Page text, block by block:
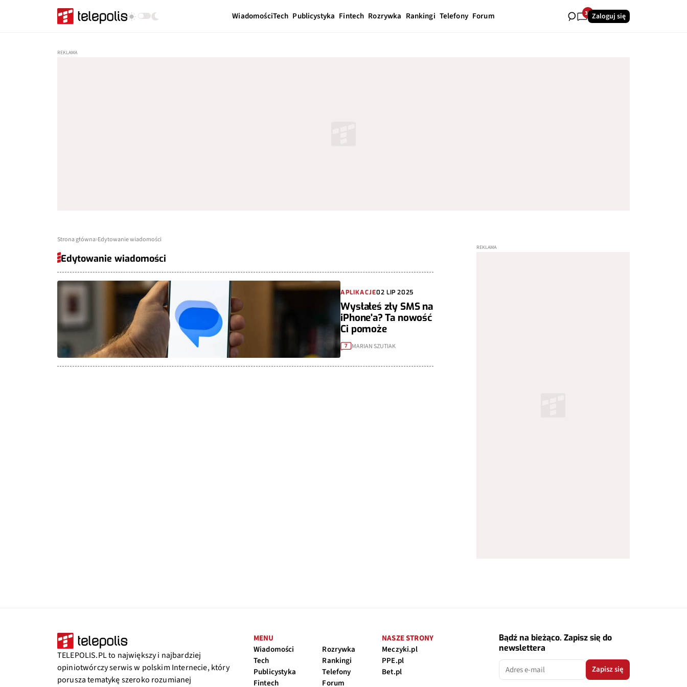
WiadomościTech Publicystyka Fintech Rozrywka Rankingi Telefony Forum 38Zaloguj się
Strona główna Edytowanie wiadomości
Edytowanie wiadomości
APLIKACJE02 LIP 2025
Wysłałeś zły SMS na
iPhone'a? Ta nowość
Ci pomoże
7 MARIAN SZUTIAK
TELEPOLIS.PL to największy i najbardziej
opiniotwórczy serwis w polskim Internecie, który
porusza tematykę szeroko rozumianej
MENU
Wiadomości
Tech
Publicystyka
Fintech
Rozrywka
Rankingi
Telefony
Forum
NASZE STRONY
Meczyki.pl
PPE.pl
Bet.pl
Bądź na bieżąco. Zapisz się do
newslettera
Zapisz się